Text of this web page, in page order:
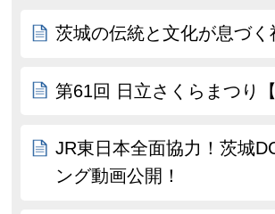
茨城の伝統と文化が息づく
第61回 日立さくらまつり【
JR東日本全面協力！茨城
ング動画公開！